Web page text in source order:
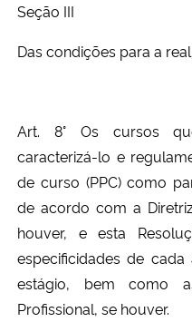
Seção III
Das condições para a
Art. 8° Os cursos
caracterizá-lo e
de curso (PPC) como
de acordo com a
houver, e esta
especificidades de
estágio, bem como
Profissional, se houver.